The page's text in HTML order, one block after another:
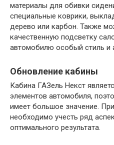
материалы для обивки
специальные коврики,
дерево или карбон. Также
качественную подсветку
автомобилю особый стиль и
Обновление кабины
Кабина ГАЗель Некст
элементов автомобиля,
имеет большое значение.
необходимо учесть ряд
оптимального результата.